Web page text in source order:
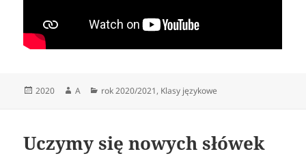
Data
2020 Autor
A Kategorie
rok 2020/2021, Klasy językowe
Uczymy się nowych słówek